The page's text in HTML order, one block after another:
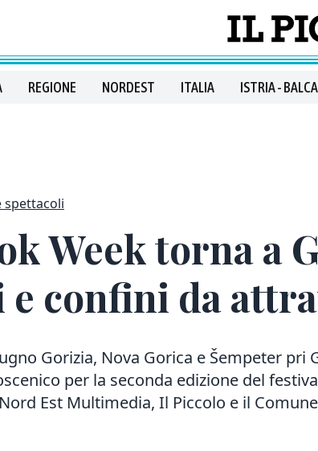
REGIONE NORDEST ITALIA ISTRIA -
spettacoli
Week torna
confini da
Gorizia, Nova Gorica e Šempeter pri
per la seconda edizione del
Est Multimedia, Il Piccolo e il